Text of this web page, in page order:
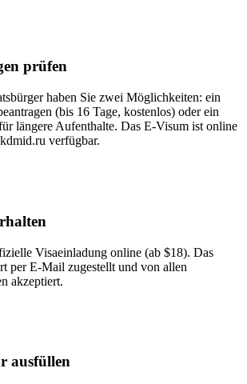
prüfen
haben Sie zwei Möglichkeiten: ein
(bis 16 Tage, kostenlos) oder ein
längere Aufenthalte. Das E-Visum ist online
verfügbar.
Visaeinladung online (ab $18). Das
per E-Mail zugestellt und von allen
akzeptiert.
ausfüllen